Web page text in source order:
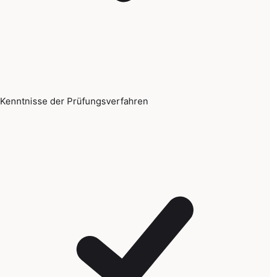
Kenntnisse der Prüfungsverfahren